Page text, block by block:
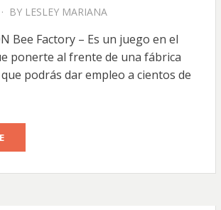
BY LESLEY MARIANA
Bee Factory – Es un juego en el
ponerte al frente de una fábrica
podrás dar empleo a cientos de